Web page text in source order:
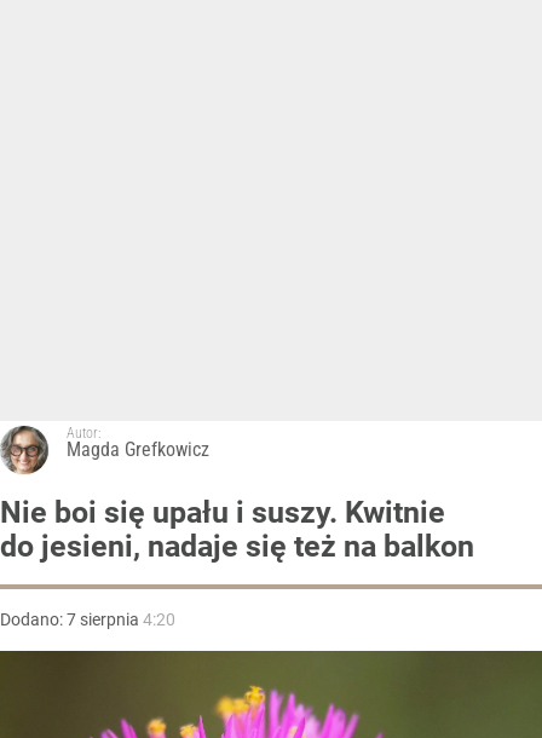
Autor:
Magda Grefkowicz
Nie boi się upału i suszy. Kwitnie
do jesieni, nadaje się też na balkon
Dodano:7 sierpnia 4:20